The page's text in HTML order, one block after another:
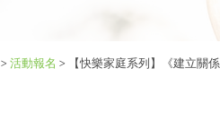
> 活動報名 > 【快樂家庭系列】《建立關